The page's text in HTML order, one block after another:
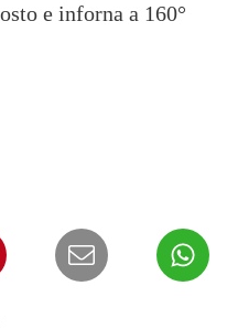
e inforna a 160°